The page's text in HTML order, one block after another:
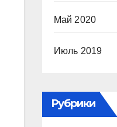
Май 2020
Июль 2019
Рубрики